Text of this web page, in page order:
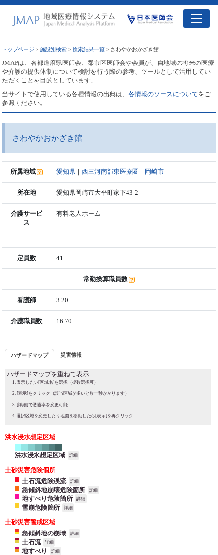
トップページ >施設別検索 >検索結果一覧 > さわやかおかざき館
JMAPは、各都道府県医師会、郡市区医師会や会員が、自地域の将来の医療
や介護の提供体制について検討を行う際の参考、ツールとして活用してい
ただくことを目的としています。
当サイトで使用している各種情報の出典は、各情報のソースについてをご
参照ください。
さわやかおかざき館
所属地域 愛知県 ｜西三河南部東医療圏 ｜ 岡崎市
所在地 愛知県岡崎市大平町家下43-2
介護サービ
ス
有料老人ホーム
定員数 41
常勤換算職員数
看護師 3.20
介護職員数 16.70
ハザードマップ 災害情報
ハザードマップを重ねて表示
表示したい[区域名]を選択（複数選択可）
[表示]をクリック（該当区域が多いと数十秒かかります）
[詳細]で透過率を変更可能
選択区域を変更したり地図を移動したら[表示]を再クリック
洪水浸水想定区域
洪水浸水想定区域 詳細
土砂災害危険個所
土石流危険渓流
詳細
急傾斜地崩壊危険箇所 詳細
地すべり危険箇所 詳細
雪崩危険箇所 詳細
土砂災害警戒区域
急傾斜地の崩壊
詳細
土石流 詳細
地すべり 詳細